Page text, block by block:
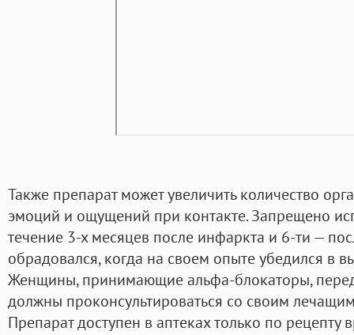
Также препарат может увеличить количество
эмоций и ощущений при контакте. Запрещено
течение 3-х месяцев после инфаркта и 6-ти —
обрадовался, когда на своем опыте убедился в
Женщины, принимающие альфа-блокаторы,
должны проконсультироваться со своим
Препарат доступен в аптеках только по рецепту